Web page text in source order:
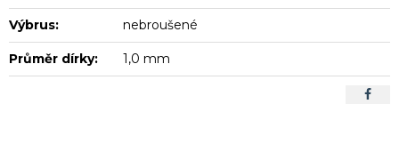
Výbrus: nebroušené
Průměr dírky: 1,0 mm